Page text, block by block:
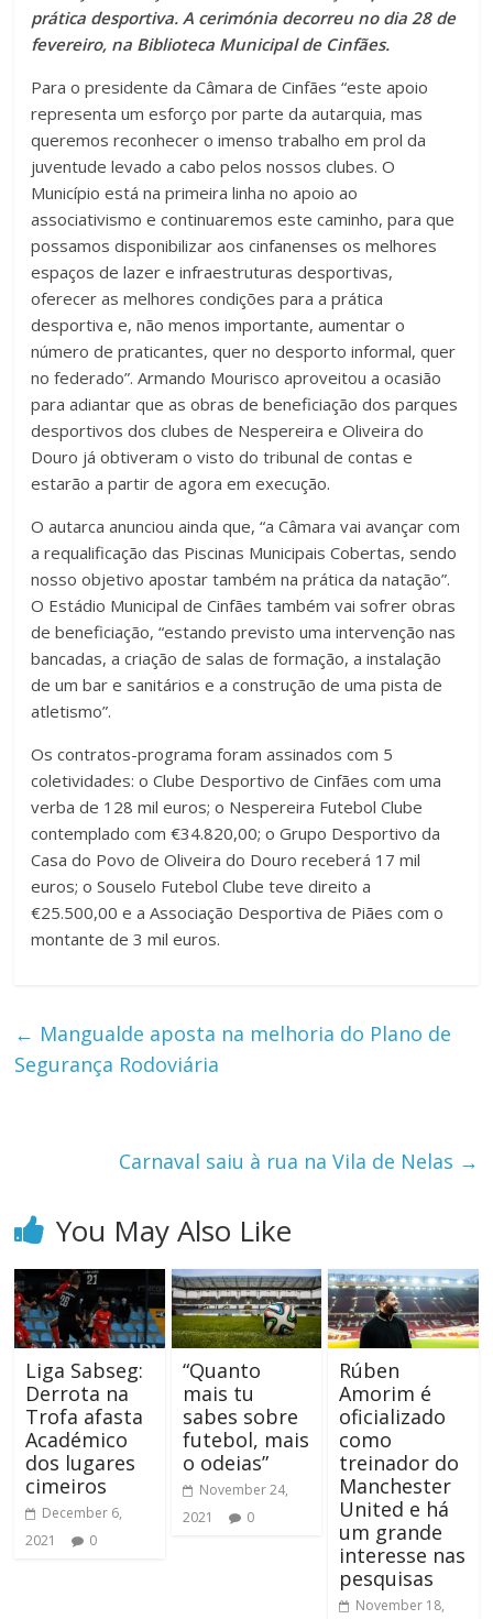
prática desportiva. A cerimónia decorreu no dia 28 de
fevereiro, na Biblioteca Municipal de Cinfães.
Para o presidente da Câmara de Cinfães “este apoio
representa um esforço por parte da autarquia, mas
queremos reconhecer o imenso trabalho em prol da
juventude levado a cabo pelos nossos clubes. O
Município está na primeira linha no apoio ao
associativismo e continuaremos este caminho, para que
possamos disponibilizar aos cinfanenses os melhores
espaços de lazer e infraestruturas desportivas,
oferecer as melhores condições para a prática
desportiva e, não menos importante, aumentar o
número de praticantes, quer no desporto informal, quer
no federado”. Armando Mourisco aproveitou a ocasião
para adiantar que as obras de beneficiação dos parques
desportivos dos clubes de Nespereira e Oliveira do
Douro já obtiveram o visto do tribunal de contas e
estarão a partir de agora em execução.
O autarca anunciou ainda que, “a Câmara vai avançar com
a requalificação das Piscinas Municipais Cobertas, sendo
nosso objetivo apostar também na prática da natação”.
O Estádio Municipal de Cinfães também vai sofrer obras
de beneficiação, “estando previsto uma intervenção nas
bancadas, a criação de salas de formação, a instalação
de um bar e sanitários e a construção de uma pista de
atletismo”.
Os contratos-programa foram assinados com 5
coletividades: o Clube Desportivo de Cinfães com uma
verba de 128 mil euros; o Nespereira Futebol Clube
contemplado com €34.820,00; o Grupo Desportivo da
Casa do Povo de Oliveira do Douro receberá 17 mil
euros; o Souselo Futebol Clube teve direito a
€25.500,00 e a Associação Desportiva de Piães com o
montante de 3 mil euros.
← Mangualde aposta na melhoria do Plano de
Segurança Rodoviária
Carnaval saiu à rua na Vila de Nelas →
You May Also Like
Liga Sabseg:
Derrota na
Trofa afasta
Académico
dos lugares
cimeiros
December 6,
2021
0
“Quanto
mais tu
sabes sobre
futebol, mais
o odeias”
November 24,
2021
0
Rúben
Amorim é
oficializado
como
treinador do
Manchester
United e há
um grande
interesse nas
pesquisas
November 18,